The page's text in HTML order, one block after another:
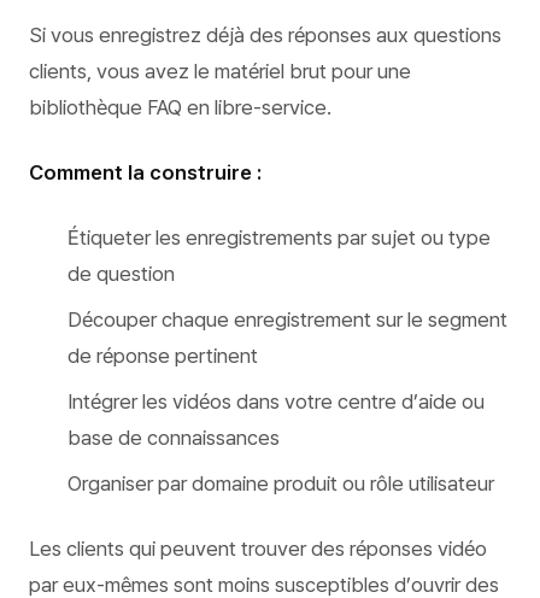
Si vous enregistrez déjà des réponses aux questions
clients, vous avez le matériel brut pour une
bibliothèque FAQ en libre-service.
Comment la construire :
Étiqueter les enregistrements par sujet ou type
de question
Découper chaque enregistrement sur le segment
de réponse pertinent
Intégrer les vidéos dans votre centre d’aide ou
base de connaissances
Organiser par domaine produit ou rôle utilisateur
Les clients qui peuvent trouver des réponses vidéo
par eux-mêmes sont moins susceptibles d’ouvrir des